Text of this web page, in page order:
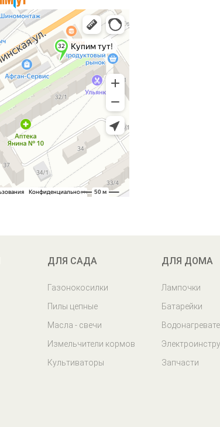
ДЛЯ САДА
Газонокосилки
Пилы цепные
Масла - свечи
Измельчители кормов
Культиваторы
ДЛЯ ДОМА
Лампочки
Батарейки
Запчасти